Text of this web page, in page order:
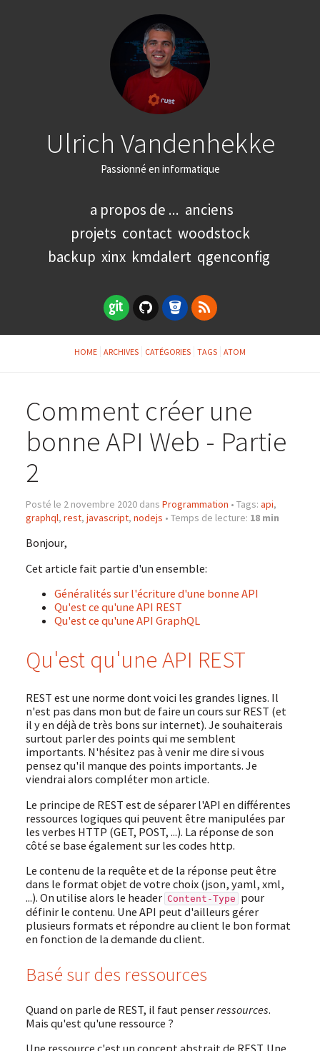
Ulrich Vandenhekke
Passionné en informatique
a propos de ... anciens
projets contact woodstock
backup xinx kmdalert qgenconfig
HOME ARCHIVES CATÉGORIES TAGS ATOM
Comment créer une
bonne API Web - Partie
2
Posté le 2 novembre 2020 dans Programmation • Tags: api,
graphql, rest, javascript, nodejs • Temps de lecture: 18 min
Bonjour,
Cet article fait partie d'un ensemble:
Généralités sur l'écriture d'une bonne API
Qu'est ce qu'une API REST
Qu'est ce qu'une API GraphQL
Qu'est qu'une API REST
REST est une norme dont voici les grandes lignes. Il
n'est pas dans mon but de faire un cours sur REST (et
il y en déjà de très bons sur internet). Je souhaiterais
surtout parler des points qui me semblent
importants. N'hésitez pas à venir me dire si vous
pensez qu'il manque des points importants. Je
viendrai alors compléter mon article.
Le principe de REST est de séparer l'API en différentes
ressources logiques qui peuvent être manipulées par
les verbes HTTP (GET, POST, ...). La réponse de son
côté se base également sur les codes http.
Le contenu de la requête et de la réponse peut être
dans le format objet de votre choix (json, yaml, xml,
...). On utilise alors le header Content-Type pour
définir le contenu. Une API peut d'ailleurs gérer
plusieurs formats et répondre au client le bon format
en fonction de la demande du client.
Basé sur des ressources
Quand on parle de REST, il faut penserressources.
Mais qu'est qu'une ressource ?